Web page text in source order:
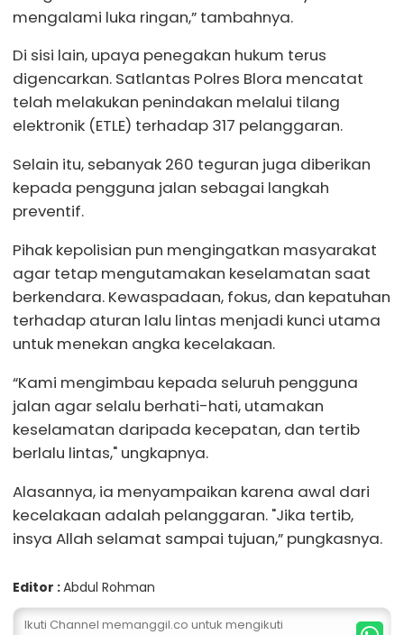
mengalami luka ringan,” tambahnya.
Di sisi lain, upaya penegakan hukum terus
digencarkan. Satlantas Polres Blora mencatat
telah melakukan penindakan melalui tilang
elektronik (ETLE) terhadap 317 pelanggaran.
Selain itu, sebanyak 260 teguran juga diberikan
kepada pengguna jalan sebagai langkah
preventif.
Pihak kepolisian pun mengingatkan masyarakat
agar tetap mengutamakan keselamatan saat
berkendara. Kewaspadaan, fokus, dan kepatuhan
terhadap aturan lalu lintas menjadi kunci utama
untuk menekan angka kecelakaan.
“Kami mengimbau kepada seluruh pengguna
jalan agar selalu berhati-hati, utamakan
keselamatan daripada kecepatan, dan tertib
berlalu lintas," ungkapnya.
Alasannya, ia menyampaikan karena awal dari
kecelakaan adalah pelanggaran. "Jika tertib,
insya Allah selamat sampai tujuan,” pungkasnya.
Editor :Abdul Rohman
Ikuti Channel memanggil.co untuk mengikuti